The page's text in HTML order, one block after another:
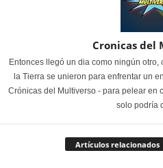
Cronicas del
Entonces llegó un dia como ningún
la Tierra se unieron para enfrentar un
Crónicas del Multiverso - para pelear en
solo podría
Artículos relacionados